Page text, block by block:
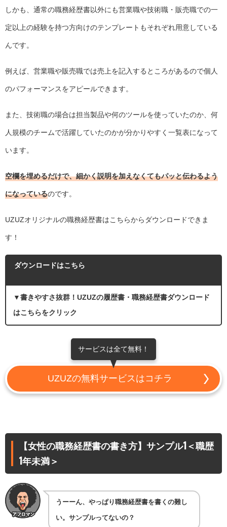
しかも、通常の職務経歴書以外にも営業職や技術職・販売職での一
定以上の経験を持つ方向けのテンプレートもそれぞれ用意している
んです。
例えば、営業職や販売職では売上を記入するところがあるので個人
のパフォーマンスをアピールできます。
また、技術職の場合は担当製品や何のツールを使っていたのか、何
人規模のチームで活躍していたのかが分かりやすく一覧表になって
います。
空欄を埋めるだけで、細かく説明を加えなくてもパッと伝わるよう
になっているのです。
UZUZオリジナルの職務経歴書はこちらからダウンロードできま
す！
ダウンロードはこちら
▼書きやすさ抜群！UZUZの履歴書・職務経歴書ダウンロード
はこちらをクリック
サービスは全て無料！
UZUZの無料サービスはコチラ
【女性の職務経歴書の書き方】サンプル1＜職歴
1年未満＞
うーーん、やっぱり職務経歴書を書くの難し
い。サンプルってないの？